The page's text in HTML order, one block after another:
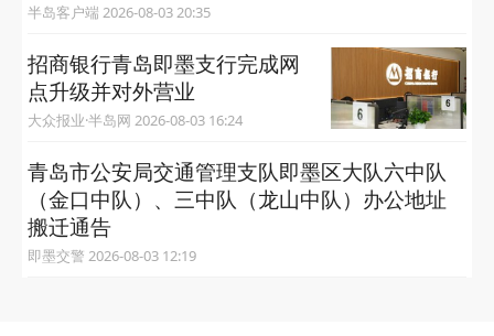
半岛客户端 2026-08-03 20:35
招商银行青岛即墨支行完成网
点升级并对外营业
大众报业·半岛网 2026-08-03 16:24
青岛市公安局交通管理支队即墨区大队六中队
（金口中队）、三中队（龙山中队）办公地址
搬迁通告
即墨交警 2026-08-03 12:19